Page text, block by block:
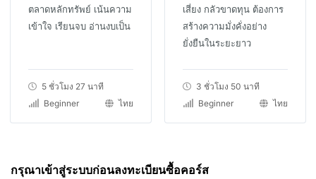
ตลาดหลักทรัพย์ เน้นความ
เข้าใจ เรียนจบ อ่านงบเป็น
5 ชั่วโมง 27 นาที
Beginner
ไทย
เสี่ยง กลัวขาดทุน ต้องการ
สร้างความมั่งคั่งอย่าง
ยั่งยืนในระยะยาว
3 ชั่วโมง 50 นาที
Beginner
ไทย
กรุณาเข้าสู่ระบบก่อนลงทะเบียนซื้อคอร์ส